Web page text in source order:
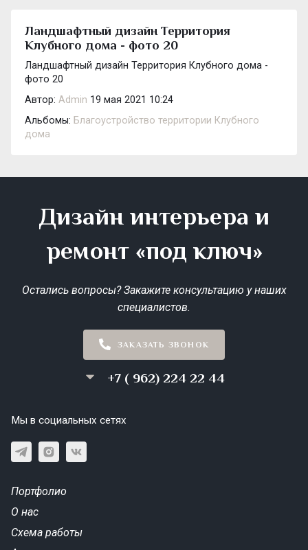
Ландшафтный дизайн Территория
Клубного дома - фото 20
Ландшафтный дизайн Территория Клубного дома -
фото 20
Автор: Admin 19 мая 2021 10:24
Альбомы: Благоустройство территории Клубного
дома
Дизайн интерьера и
ремонт «под ключ»
Остались вопросы? Закажите консультацию у наших
специалистов.
ЗАКАЗАТЬ ЗВОНОК
+7 ( 962) 224 22 44
Мы в социальных сетях
Портфолио
О нас
Схема работы